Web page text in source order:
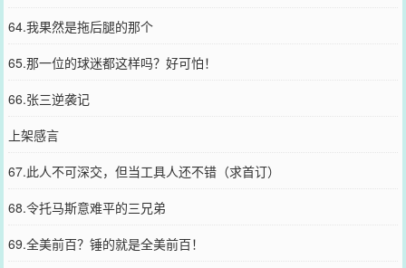
64.我果然是拖后腿的那个
65.那一位的球迷都这样吗？好可怕！
66.张三逆袭记
上架感言
67.此人不可深交，但当工具人还不错（求首订）
68.令托马斯意难平的三兄弟
69.全美前百？锤的就是全美前百！